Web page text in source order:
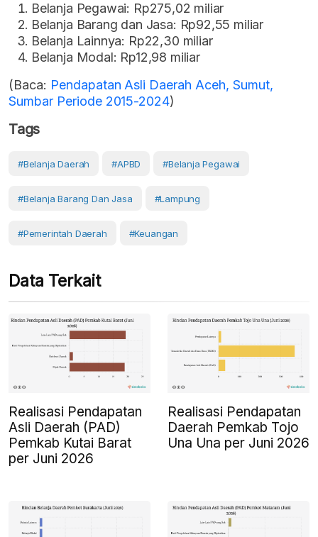
Belanja Pegawai: Rp275,02 miliar
Belanja Barang dan Jasa: Rp92,55 miliar
Belanja Lainnya: Rp22,30 miliar
Belanja Modal: Rp12,98 miliar
(Baca: Pendapatan Asli Daerah Aceh, Sumut,
Sumbar Periode 2015-2024)
Tags
#belanja Daerah #APBD #Belanja Pegawai
#belanja Barang Dan Jasa #Lampung
#Pemerintah Daerah #Keuangan
Data Terkait
Realisasi Pendapatan
Asli Daerah (PAD)
Pemkab Kutai Barat
per Juni 2026
Realisasi Pendapatan
Daerah Pemkab Tojo
Una Una per Juni 2026